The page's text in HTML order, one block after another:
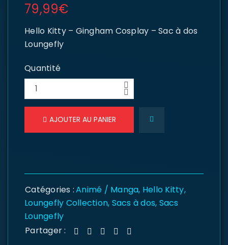
79,99€
Hello Kitty – Gingham Cosplay – Sac à dos
Loungefly
Quantité
AJOUTER AU PANIER
Catégories :Animé / Manga, Hello Kitty,
Loungefly Collection, Sacs à dos, Sacs
Loungefly
Partager :